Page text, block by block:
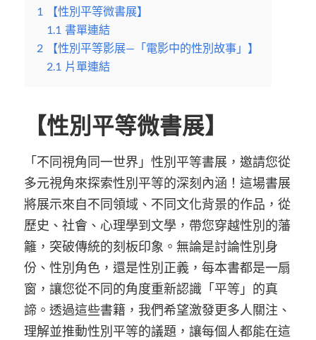
1
【性別平等微書展】
1.1 書單連結
2
【性別平等影展—「電影中的性別故事」】
2.1 片單連結
【性別平等微書展】
「不同視角同一世界」性別平等書展，邀請您從
多元視角來探索性別平等的深刻內涵！這場書展
將展示來自不同領域、不同文化背景的作品，從
歷史、社會、心理學到文學，帶您穿越性別的藩
籬，突破傳統的刻板印象。無論是討論性別身
份、性別角色，還是性別正義，每本書都是一扇
窗，讓您從不同的角度重新認識「平等」的真
諦。透過這些書籍，我們希望激發更多人關注、
理解並推動性別平等的議題，讓每個人都能在這